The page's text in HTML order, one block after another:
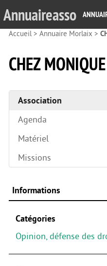
Annuaireasso
Accueil> Annuaire Morlaix >
CHEZ MONIQUE
Association
Agenda
Matériel
Missions
Informations
Catégories
Opinion, défense des